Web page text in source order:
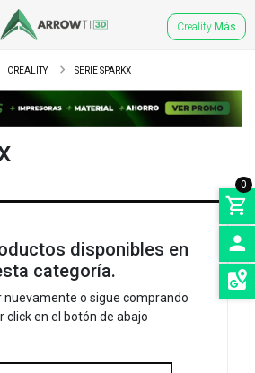
Creality Más
0
CREALITY SERIE SPARKX
disponibles en
categoría.
nuevamente o sigue comprando
click en el botón de abajo